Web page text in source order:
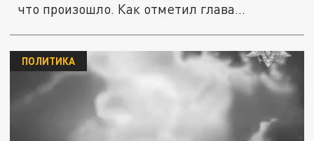
что произошло. Как отметил глава...
ПОЛИТИКА